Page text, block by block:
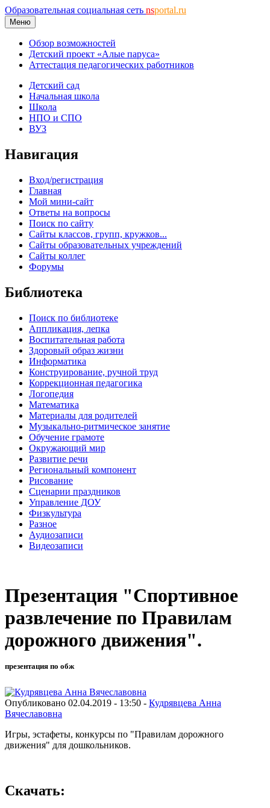
Образовательная социальная сеть nsportal.ru
Меню
Обзор возможностей
Детский проект «Алые паруса»
Аттестация педагогических работников
Детский сад
Начальная школа
Школа
НПО и СПО
ВУЗ
Навигация
Вход/регистрация
Главная
Мой мини-сайт
Ответы на вопросы
Поиск по сайту
Сайты классов, групп, кружков...
Сайты образовательных учреждений
Сайты коллег
Форумы
Библиотека
Поиск по библиотеке
Аппликация, лепка
Воспитательная работа
Здоровый образ жизни
Информатика
Конструирование, ручной труд
Коррекционная педагогика
Логопедия
Математика
Материалы для родителей
Музыкально-ритмическое занятие
Обучение грамоте
Окружающий мир
Развитие речи
Региональный компонент
Рисование
Сценарии праздников
Управление ДОУ
Физкультура
Разное
Аудиозаписи
Видеозаписи
Презентация "Спортивное
развлечение по Правилам
дорожного движения".
презентация по обж
Опубликовано 02.04.2019 - 13:50 - Кудрявцева Анна
Вячеславовна
Игры, эстафеты, конкурсы по "Правилам дорожного
движения" для дошкольников.
Скачать: